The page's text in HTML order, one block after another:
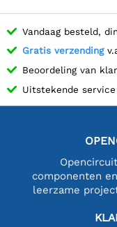
Vandaag besteld,
Gratis verzending
Beoordeling van
Uitstekende service
componenten
leerzame